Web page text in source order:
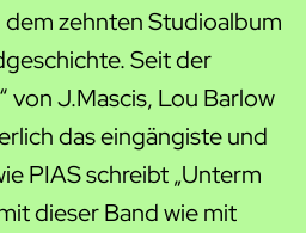
dem zehnten Studioalbum
Seit der
von J.Mascis, Lou Barlow
das eingängiste und
PIAS schreibt „Unterm
dieser Band wie mit